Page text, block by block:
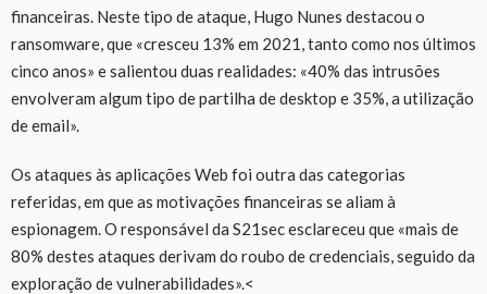
financeiras. Neste tipo de ataque, Hugo Nunes destacou o
ransomware, que «cresceu 13% em 2021, tanto como nos últimos
cinco anos» e salientou duas realidades: «40% das intrusões
envolveram algum tipo de partilha de desktop e 35%, a utilização
de email».
Os ataques às aplicações Web foi outra das categorias
referidas, em que as motivações financeiras se aliam à
espionagem. O responsável da S21sec esclareceu que «mais de
80% destes ataques derivam do roubo de credenciais, seguido da
exploração de vulnerabilidades».<